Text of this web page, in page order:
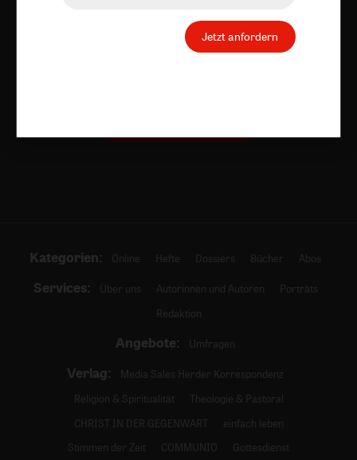
Kategorien: Online Hefte Dossiers Bücher Abos
Services: Über uns Autorinnen und Autoren
Porträts
Redaktion
Angebote: Umfragen
Verlag:
Media Sales Herder Korrespondenz
Religion & Spiritualität
Theologie & Pastoral
CHRIST IN DER GEGENWART
einfach leben
Stimmen der Zeit
COMMUNIO
Gottesdienst
Jetzt anfordern